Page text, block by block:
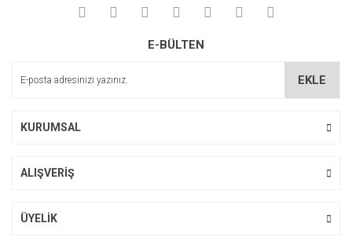
Ürün açıklamasında eksik bilgiler bulunuyor.
E-BÜLTEN
EKLE
KURUMSAL
ALIŞVERİŞ
ÜYELİK